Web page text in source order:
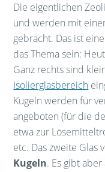
Die eigentlichen
und werden mit
gebracht. Das ist
das Thema sein:
Ganz rechts sind
Isolierglasbereich
Kugeln werden für
angeboten (für die
etwa zur
etc. Das zweite Glas
Kugeln. Es gibt